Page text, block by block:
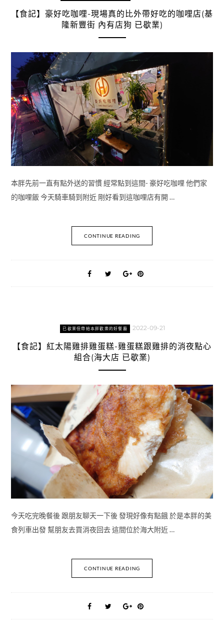
【食記】豪好吃咖哩-現場真的比外帶好吃的咖哩店(基
隆新豐街 內有店狗 已歇業)
本胖先前一直有點外送的習慣 經常點到這間- 豪好吃咖哩 他們家
的咖哩飯 今天騎車騎到附近 剛好看到這咖哩店有開 …
CONTINUE READING
已歇業但帶給本胖歡樂的好餐廳 2022-09-21
【食記】紅太陽雞排雞蛋糕-雞蛋糕跟雞排的消夜點心
組合(海大店 已歇業)
今天吃完晚餐後 跟朋友聊天一下後 發現好像有點餓 於是本胖的美
食列車出發 幫朋友去買消夜回去 這間位於海大附近 …
CONTINUE READING